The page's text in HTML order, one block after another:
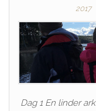
2017
Dag 1 En linder